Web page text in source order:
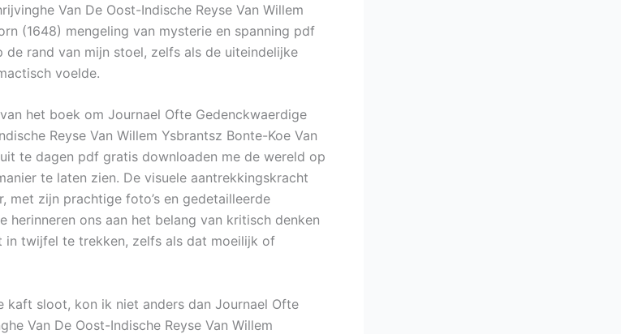
Van De Oost-Indische Reyse Van Willem
(1648) mengeling van mysterie en spanning pdf
rand van mijn stoel, zelfs als de uiteindelijke
voelde.
het boek om Journael Ofte Gedenckwaerdige
Reyse Van Willem Ysbrantsz Bonte-Koe Van
te dagen pdf gratis downloaden me de wereld op
te laten zien. De visuele aantrekkingskracht
met zijn prachtige foto’s en gedetailleerde
herinneren ons aan het belang van kritisch denken
in twijfel te trekken, zelfs als dat moeilijk of
kaft sloot, kon ik niet anders dan Journael Ofte
Van De Oost-Indische Reyse Van Willem